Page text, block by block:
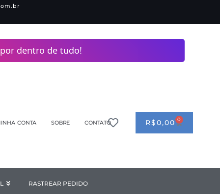
dentro de tudo!
CONTA SOBRE CONTATO R$0,00 0 CART
Open INDUSTRIAL
RASTREAR PEDIDO